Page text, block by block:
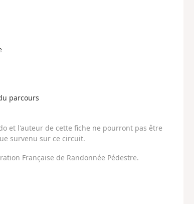
parcours
et l'auteur de cette fiche ne pourront pas être
survenu sur ce circuit.
Française de Randonnée Pédestre.